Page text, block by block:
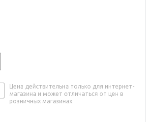
Цена действительна только для интернет-
магазина и может отличаться от цен в
розничных магазинах